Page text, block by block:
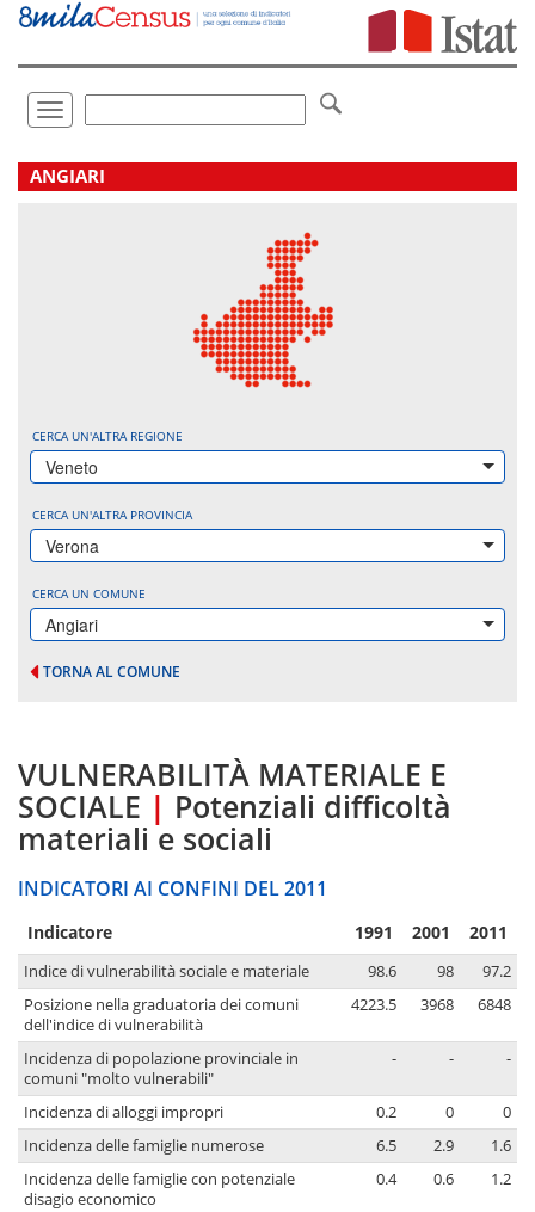
Vai
direttamente
Toggle
navigation
.
ANGIARI
CERCA UN'ALTRA REGIONE
Veneto
CERCA UN'ALTRA PROVINCIA
Verona
CERCA UN COMUNE
Angiari
TORNA AL COMUNE
VULNERABILITÀ MATERIALE E
SOCIALE | Potenziali difficoltà
materiali e sociali
INDICATORI AI CONFINI DEL 2011
Indicatore 1991 2001 2011
Indice di vulnerabilità sociale e materiale 98.6 98
97.2
Posizione nella graduatoria dei comuni
dell'indice di vulnerabilità
4223.5 3968 6848
Incidenza di popolazione provinciale in
comuni "molto vulnerabili"
- - -
Incidenza di alloggi impropri 0.2 0
0
Incidenza delle famiglie numerose
6.5 2.9
1.6
Incidenza delle famiglie con potenziale
disagio economico
0.4 0.6 1.2